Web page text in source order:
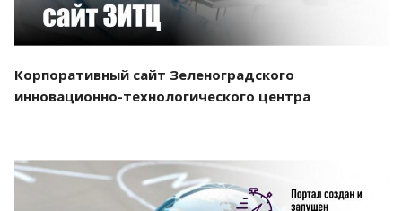
Корпоративный сайт Зеленоградского
инновационно-технологического центра